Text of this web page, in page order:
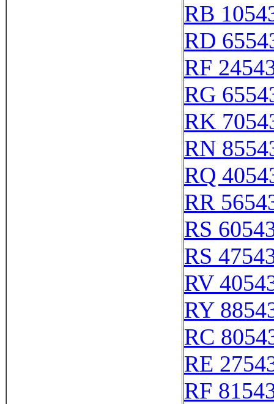
RB
RD
RF
RG
RK
RN
RQ
RR
RS
RS
RV
RY
RC
RE
RF